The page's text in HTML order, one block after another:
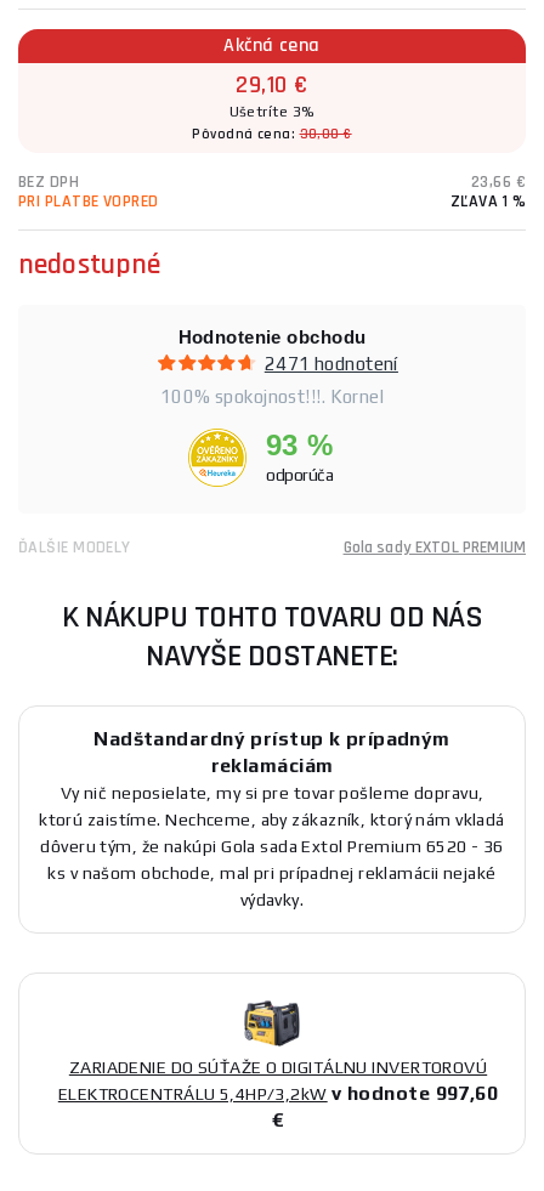
Akčná cena
29,10 €
Ušetríte 3%
Pôvodná cena:30,00 €
BEZ DPH
23,66 €
PRI PLATBE VOPRED
ZĽAVA 1 %
nedostupné
Hodnotenie obchodu
2471 hodnotení
100% spokojnost!!!. Kornel
93 %
odporúča
ĎALŠIE MODELY Gola sady EXTOL PREMIUM
K NÁKUPU TOHTO TOVARU OD NÁS
NAVYŠE DOSTANETE:
Nadštandardný prístup k prípadným
reklamáciám
Vy nič neposielate, my si pre tovar pošleme dopravu,
ktorú zaistíme. Nechceme, aby zákazník, ktorý nám vkladá
dôveru tým, že nakúpi Gola sada Extol Premium 6520 - 36
ks v našom obchode, mal pri prípadnej reklamácii nejaké
výdavky.
ZARIADENIE DO SÚŤAŽE O DIGITÁLNU INVERTOROVÚ
ELEKTROCENTRÁLU 5,4HP/3,2kW v hodnote 997,60
€